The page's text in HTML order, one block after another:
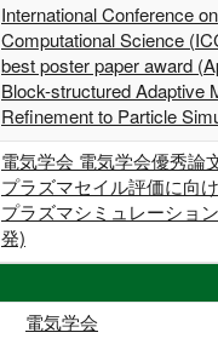
International Conference on
Computational Science
best poster paper award
Block-structured Adaptive
Refinement to Particle
電気学会 電気学会優秀論
プラズマセイル評価に向
プラズマシミュレーショ
発)
電気学会